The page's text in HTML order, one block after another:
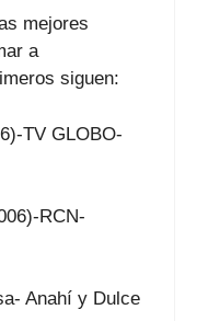
mejores
a
siguen:
TV GLOBO-
RCN-
Anahí y Dulce